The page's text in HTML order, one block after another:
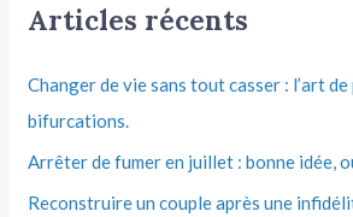
Articles récents
Changer de vie sans tout casser : l’art
bifurcations.
Arrêter de fumer en juillet : bonne idée,
Reconstruire un couple après une